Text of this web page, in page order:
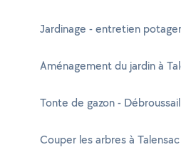
Jardinage - entretien
Aménagement du jardin à
Tonte de gazon -
Couper les arbres à Talensac